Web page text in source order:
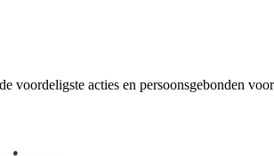
voordeligste acties en persoonsgebonden